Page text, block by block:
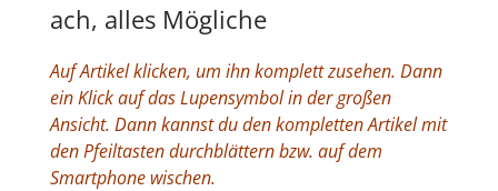
ach, alles Mögliche
Auf Artikel klicken, um ihn komplett zusehen. Dann
ein Klick auf das Lupensymbol in der großen
Ansicht. Dann kannst du den kompletten Artikel mit
den Pfeiltasten durchblättern bzw. auf dem
Smartphone wischen.